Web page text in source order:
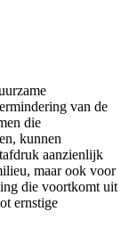
van de
die
kunnen
aanzienlijk
maar ook voor
die voortkomt uit
ernstige